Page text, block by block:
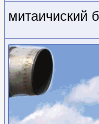
митаичиский